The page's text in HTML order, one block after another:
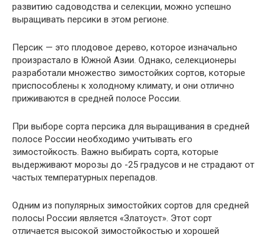
развитию садоводства и селекции, можно успешно
выращивать персики в этом регионе.
Персик — это плодовое дерево, которое изначально
произрастало в Южной Азии. Однако, селекционеры
разработали множество зимостойких сортов, которые
приспособлены к холодному климату, и они отлично
приживаются в средней полосе России.
При выборе сорта персика для выращивания в средней
полосе России необходимо учитывать его
зимостойкость. Важно выбирать сорта, которые
выдерживают морозы до -25 градусов и не страдают от
частых температурных перепадов.
Одним из популярных зимостойких сортов для средней
полосы России является «Златоуст». Этот сорт
отличается высокой зимостойкостью и хорошей